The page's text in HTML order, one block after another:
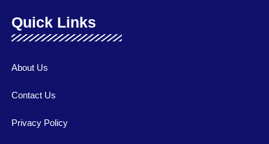
Quick Links
About Us
Contact Us
Privacy Policy